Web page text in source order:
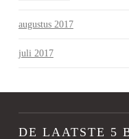
augustus 2017
juli 2017
DE LAATSTE 5